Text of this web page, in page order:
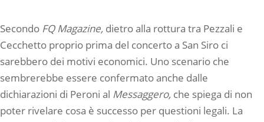
Secondo FQ Magazine, dietro alla rottura tra Pezzali e
Cecchetto proprio prima del concerto a San Siro ci
sarebbero dei motivi economici. Uno scenario che
sembrerebbe essere confermato anche dalle
dichiarazioni di Peroni al Messaggero, che spiega di non
poter rivelare cosa è successo per questioni legali. La